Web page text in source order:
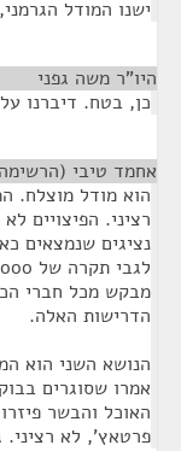
ישנו המודל
היו"ר משה גפני
כן, בטח. דיברנו
אחמד טיבי
הוא מודל מוצלח.
רציני. הפיצויים
נציגים שנמצאים
מבקש מכל חברי
הדרישות האלה.
הנושא השני הוא
אמרו שסוגרים
האוכל והבשר
פרטאץ', לא רציני.